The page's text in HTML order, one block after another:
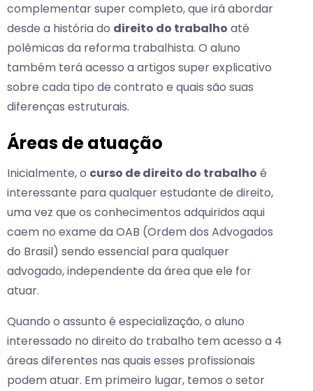
complementar super completo, que irá abordar
desde a história do direito do trabalho até
polêmicas da reforma trabalhista. O aluno
também terá acesso a artigos super explicativo
sobre cada tipo de contrato e quais são suas
diferenças estruturais.
Áreas de atuação
Inicialmente, o curso de direito do trabalho é
interessante para qualquer estudante de direito,
uma vez que os conhecimentos adquiridos aqui
caem no exame da OAB (Ordem dos Advogados
do Brasil) sendo essencial para qualquer
advogado, independente da área que ele for
atuar.
Quando o assunto é especialização, o aluno
interessado no direito do trabalho tem acesso a 4
áreas diferentes nas quais esses profissionais
podem atuar. Em primeiro lugar, temos o setor